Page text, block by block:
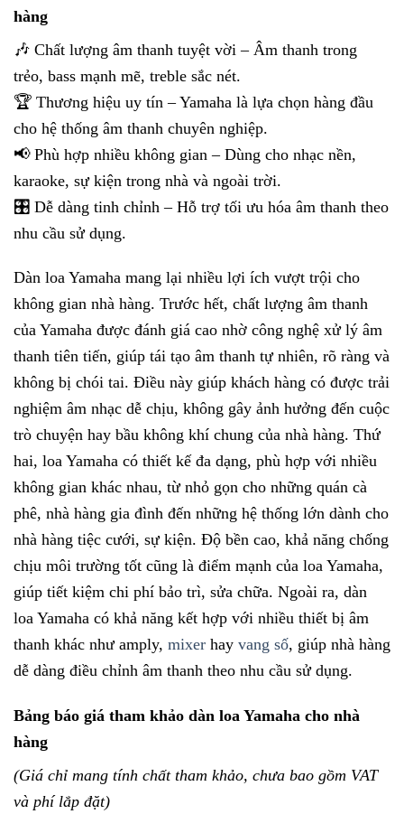
hàng
🎶 Chất lượng âm thanh tuyệt vời – Âm thanh trong
trẻo, bass mạnh mẽ, treble sắc nét.
🏆 Thương hiệu uy tín – Yamaha là lựa chọn hàng đầu
cho hệ thống âm thanh chuyên nghiệp.
📢 Phù hợp nhiều không gian – Dùng cho nhạc nền,
karaoke, sự kiện trong nhà và ngoài trời.
🎛 Dễ dàng tinh chỉnh – Hỗ trợ tối ưu hóa âm thanh theo
nhu cầu sử dụng.
Dàn loa Yamaha mang lại nhiều lợi ích vượt trội cho
không gian nhà hàng. Trước hết, chất lượng âm thanh
của Yamaha được đánh giá cao nhờ công nghệ xử lý âm
thanh tiên tiến, giúp tái tạo âm thanh tự nhiên, rõ ràng và
không bị chói tai. Điều này giúp khách hàng có được trải
nghiệm âm nhạc dễ chịu, không gây ảnh hưởng đến cuộc
trò chuyện hay bầu không khí chung của nhà hàng. Thứ
hai, loa Yamaha có thiết kế đa dạng, phù hợp với nhiều
không gian khác nhau, từ nhỏ gọn cho những quán cà
phê, nhà hàng gia đình đến những hệ thống lớn dành cho
nhà hàng tiệc cưới, sự kiện. Độ bền cao, khả năng chống
chịu môi trường tốt cũng là điểm mạnh của loa Yamaha,
giúp tiết kiệm chi phí bảo trì, sửa chữa. Ngoài ra, dàn
loa Yamaha có khả năng kết hợp với nhiều thiết bị âm
thanh khác như amply, mixer hay vang số, giúp nhà hàng
dễ dàng điều chỉnh âm thanh theo nhu cầu sử dụng.
Bảng báo giá tham khảo dàn loa Yamaha cho nhà
hàng
(Giá chỉ mang tính chất tham khảo, chưa bao gồm VAT
và phí lắp đặt)